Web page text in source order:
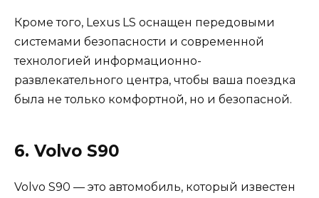
Кроме того, Lexus LS оснащен передовыми
системами безопасности и современной
технологией информационно-
развлекательного центра, чтобы ваша поездка
была не только комфортной, но и безопасной.
6. Volvo S90
Volvo S90 — это автомобиль, который известен